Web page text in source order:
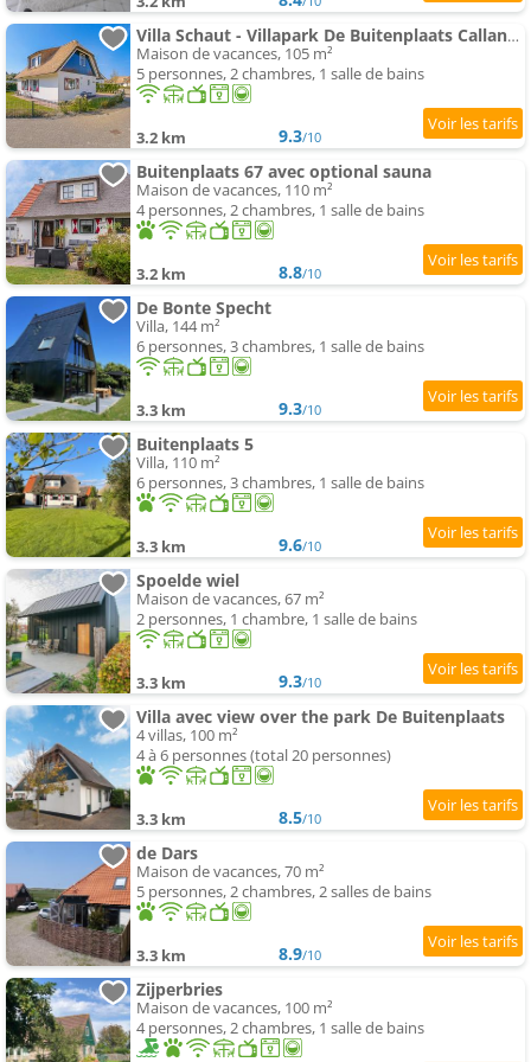
Villa Schaut - Villapark De Buitenplaats Callantsoog aan Zee
Maison de vacances, 105 m²
5 personnes, 2 chambres, 1 salle de bains
3.2 km 9.3/10
Buitenplaats 67 avec optional sauna
Maison de vacances, 110 m²
4 personnes, 2 chambres, 1 salle de bains
3.2 km 8.8/10
De Bonte Specht
Villa, 144 m²
6 personnes, 3 chambres, 1 salle de bains
3.3 km 9.3/10
Buitenplaats 5
Villa, 110 m²
6 personnes, 3 chambres, 1 salle de bains
3.3 km 9.6/10
Spoelde wiel
Maison de vacances, 67 m²
2 personnes, 1 chambre, 1 salle de bains
3.3 km 9.3/10
Villa avec view over the park De Buitenplaats
4 villas, 100 m²
4 à 6 personnes (total 20 personnes)
3.3 km 8.5/10
de Dars
Maison de vacances, 70 m²
5 personnes, 2 chambres, 2 salles de bains
3.3 km 8.9/10
Zijperbries
Maison de vacances, 100 m²
4 personnes, 2 chambres, 1 salle de bains